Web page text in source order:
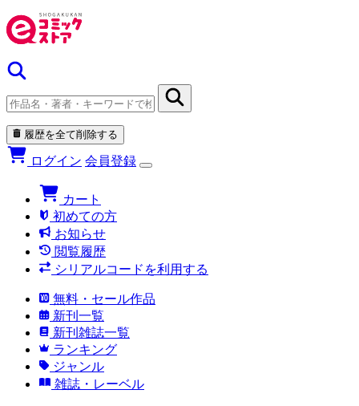
履歴を全て削除する
ログイン 会員登録
カート
初めての方
お知らせ
閲覧履歴
シリアルコードを利用する
無料・セール作品
新刊一覧
新刊雑誌一覧
ランキング
ジャンル
雑誌・レーベル